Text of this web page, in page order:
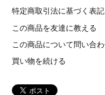
特定商取引法に基づく表記
この商品を友達に教える
この商品について問い合
買い物を続ける